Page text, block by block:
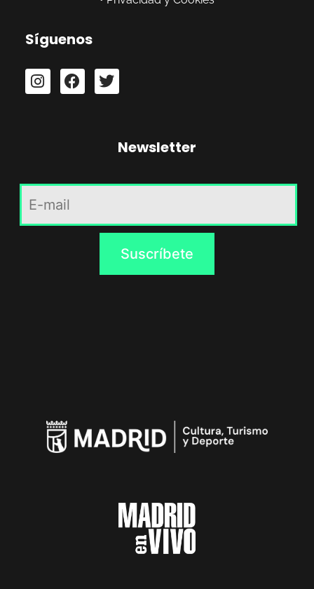
Síguenos
Newsletter